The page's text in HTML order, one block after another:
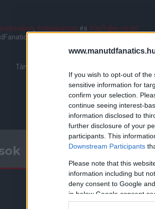
If you wish to opt-out of
sensitive information for
confirm your selection.
continue seeing interest-
information disclosed to
further disclosure of your
participants. This
Downstream Participants
Please note that this
information including but
deny consent to Google
in below Google consent
, Instagramon és YouTube-on is!
mobil applikációt
Támogasd adományoddal a